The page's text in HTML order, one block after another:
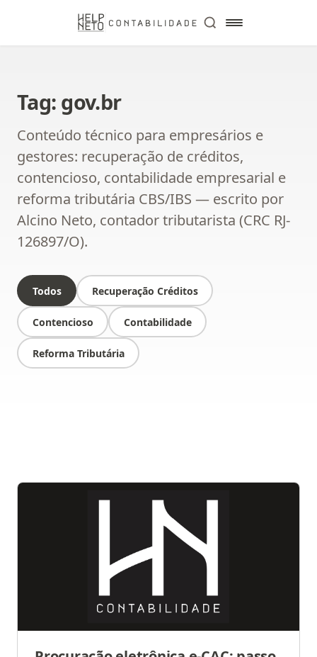
Tag: gov.br
Conteúdo técnico para empresários e
gestores: recuperação de créditos,
contencioso, contabilidade empresarial e
reforma tributária CBS/IBS — escrito por
Alcino Neto, contador tributarista (CRC RJ-
126897/O).
Todos Recuperação Créditos
Contencioso Contabilidade
Reforma Tributária